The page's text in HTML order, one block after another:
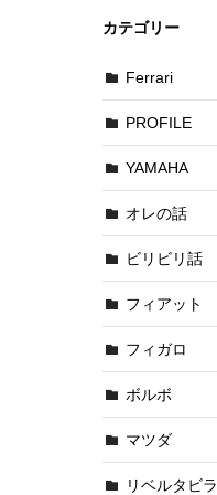
カテゴリー
Ferrari
PROFILE
YAMAHA
オレの話
ビリビリ話
フィアット
フィガロ
ボルボ
マツダ
リベルタビラ